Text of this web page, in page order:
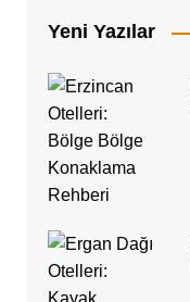
Yeni Yazılar